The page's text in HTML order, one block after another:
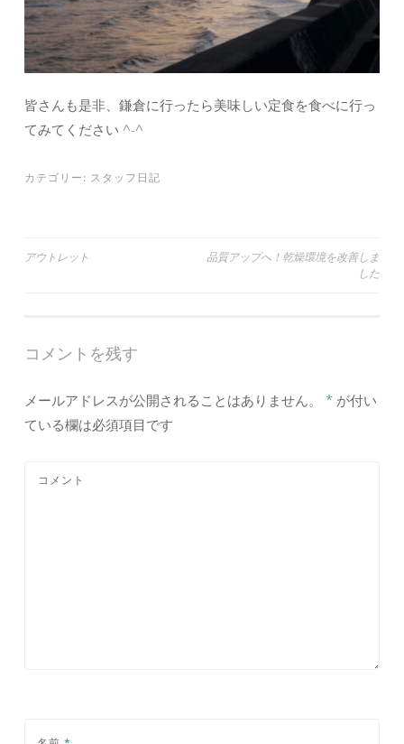
皆さんも是非、鎌倉に行ったら美味しい定食を食べに行っ
てみてください ^-^
カテゴリー: スタッフ日記
アウトレット
品質アップへ！乾燥環境を改善しま
した
コメントを残す
メールアドレスが公開されることはありません。 * が付い
ている欄は必須項目です
コメント